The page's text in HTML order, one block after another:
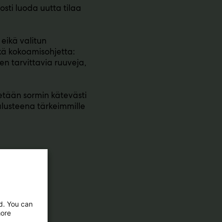
luoda uutta tilaa
valitun
kokoamisohjetta:
tarvittavia ruuveja,
sormin kätevästi
tärkeimmille
You can